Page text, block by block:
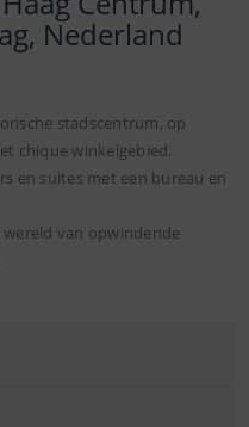
Nederland
stadscentrum, op
chique winkelgebied.
en suites met een bureau en
van opwindende